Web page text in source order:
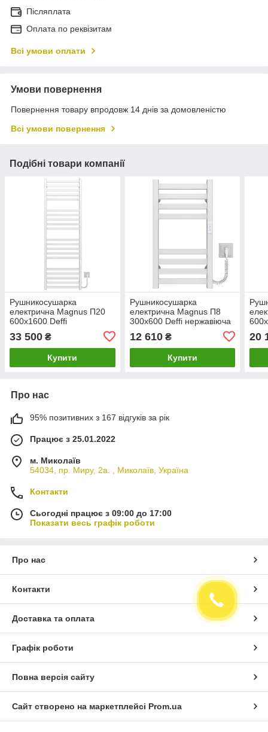
Післяплата
Оплата по реквізитам
Всі умови оплати
Умови повернення
Повернення товару впродовж 14 днів за домовленістю
Всі умови повернення
Подібні товари компанії
Рушникосушарка
електрична Magnus П20
600х1600 Deffi
нержавіюча сталь (Білий,
WD04, Праве
підключення)
33 500 ₴
Купити
Рушникосушарка
електрична Magnus П8
300х600 Deffi нержавіюча
Праве підключення)
12 610₴
Купити
20
Про нас
95% позитивних з 167 відгуків за рік
Працює з 25.01.2022
м. Миколаїв
54034, пр. Миру, 2а. , Миколаїв, Україна
Контакти
Сьогодні працює з 09:00 до 17:00
Показати весь графік роботи
Про нас
Контакти
Доставка та оплата
Графік роботи
Повна версія сайту
Сайт створено на маркетплейсі Prom.ua